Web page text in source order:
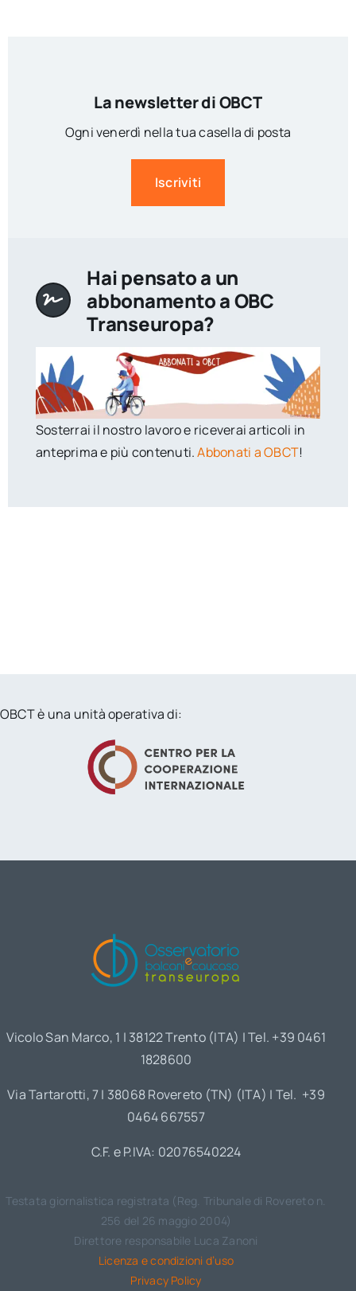
La newsletter di OBCT
Ogni venerdì nella tua casella di posta
Iscriviti
Hai pensato a un
abbonamento a OBC
Transeuropa?
Sosterrai il nostro lavoro e riceverai articoli in
anteprima e più contenuti.Abbonati a OBCT!
OBCT è una unità operativa di:
Vicolo San Marco, 1 | 38122 Trento (ITA) | Tel. +39 0461
1828600
Via Tartarotti, 7 | 38068 Rovereto (TN) (ITA) | Tel. +39
0464 667557
C.F. e P.IVA: 02076540224
Testata giornalistica registrata (Reg. Tribunale di Rovereto n.
256 del 26 maggio 2004)
Direttore responsabile Luca Zanoni
Licenza e condizioni d’uso
Privacy Policy